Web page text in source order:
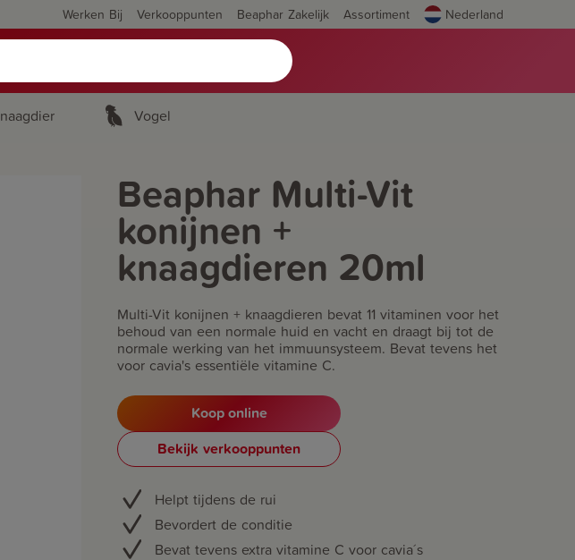
Werken Bij Verkooppunten Beaphar Zakelijk Assortiment Nederland
Vogel
Beaphar Multi-Vit
konijnen +
knaagdieren 20ml
Multi-Vit konijnen + knaagdieren bevat 11 vitaminen voor het
behoud van een normale huid en vacht en draagt bij tot de
normale werking van het immuunsysteem. Bevat tevens het
voor cavia's essentiële vitamine C.
Koop online
Bekijk verkooppunten
Helpt tijdens de rui
Bevordert de conditie
Bevat tevens extra vitamine C voor cavia´s